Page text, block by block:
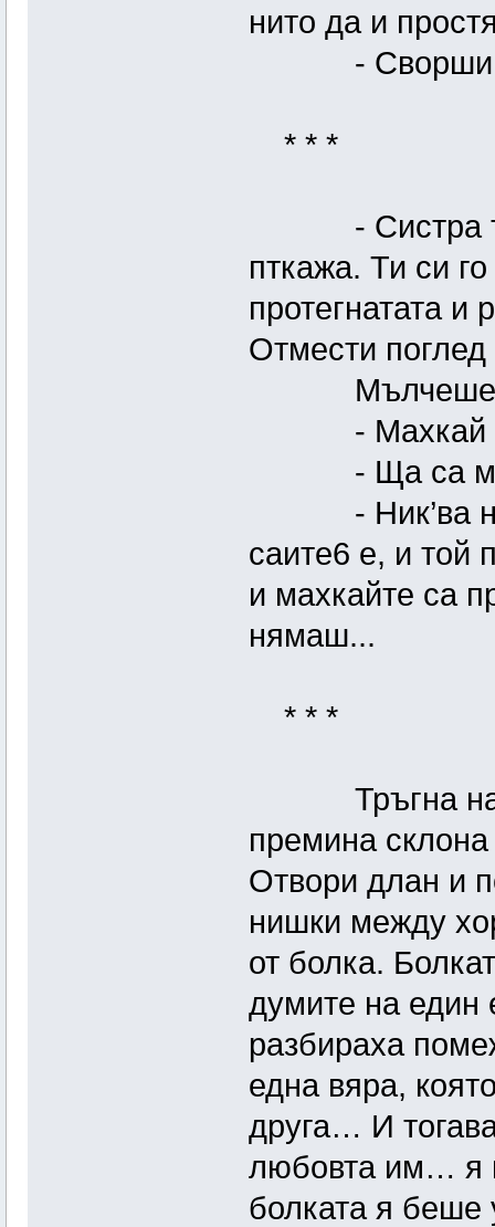
нито да и
- Сворши
* * *
- Систра ти
пткажа. Ти си
протегнатата и
Отмести
Мълчеше.
- Махкай
- Ща са
- Ник’ва нe
саите6 е, и той
и махкайте са
нямаш...
* * *
Тръгна
премина
Отвори длан и
нишки между
от болка.
думите на един
разбираха
една вяра,
друга… И
любовта им… я
болката я беше